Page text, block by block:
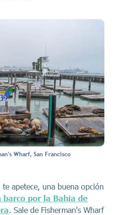
Wharf, San Francisco
apetece, una buena opción
barco por la Bahía de
. Sale de Fisherman's Wharf